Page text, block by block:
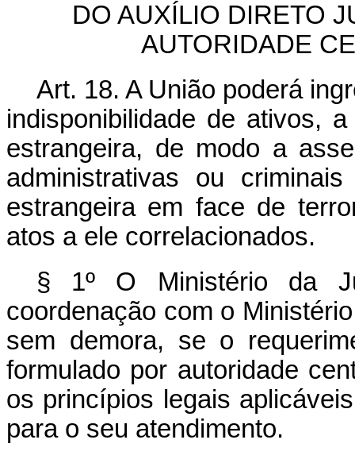
DO AUXÍLIO DIRETO
AUTORIDADE
Art. 18. A União poderá
indisponibilidade de ativos,
estrangeira, de modo a
administrativas ou
estrangeira em face de
atos a ele correlacionados.
§ 1º O Ministério da
coordenação com o
sem demora, se o
formulado por autoridade
os princípios legais
para o seu atendimento.